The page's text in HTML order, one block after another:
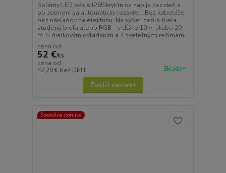
Solárny LED pás s IP65 krytím sa nabíja cez deň a
po zotmení sa automaticky rozsvieti. Bez kabeláže,
bez nákladov na elektrinu. Na výber: teplá biela,
studená biela alebo RGB – v dĺžke 10 m alebo 20
m. S diaľkovým ovládaním a 4 svetelnými režimami.
cena od
52 €/ks
cena od
42,28 € bez DPH Skladom
Zvoliť variant
Špeciálna ponuka